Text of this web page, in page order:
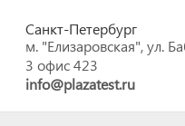
Санкт-Петербург
м. "Елизаровская", ул.
3 офис 423
info@plazatest.ru